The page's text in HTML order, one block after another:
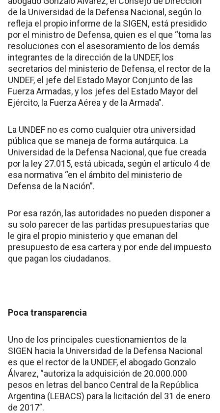
de la Universidad de la Defensa Nacional, según lo
refleja el propio informe de la SIGEN, está presidido
por el ministro de Defensa, quien es el que “toma las
resoluciones con el asesoramiento de los demás
integrantes de la dirección de la UNDEF, los
secretarios del ministerio de Defensa, el rector de la
UNDEF, el jefe del Estado Mayor Conjunto de las
Fuerza Armadas, y los jefes del Estado Mayor del
Ejército, la Fuerza Aérea y de la Armada”.
La UNDEF no es como cualquier otra universidad
pública que se maneja de forma autárquica. La
Universidad de la Defensa Nacional, que fue creada
por la ley 27.015, está ubicada, según el artículo 4 de
esa normativa “en el ámbito del ministerio de
Defensa de la Nación”.
Por esa razón, las autoridades no pueden disponer a
su solo parecer de las partidas presupuestarias que
le gira el propio ministerio y que emanan del
presupuesto de esa cartera y por ende del impuesto
que pagan los ciudadanos.
Poca transparencia
Uno de los principales cuestionamientos de la
SIGEN hacia la Universidad de la Defensa Nacional
es que el rector de la UNDEF, el abogado Gonzalo
Álvarez, “autoriza la adquisición de 20.000.000
pesos en letras del banco Central de la República
Argentina (LEBACS) para la licitación del 31 de enero
de 2017”.